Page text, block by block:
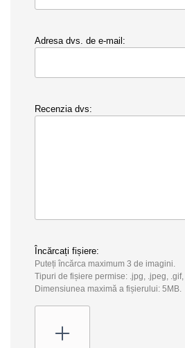
Adresa dvs. de e-mail:
Recenzia dvs:
Încărcați fișiere:
Puteți încărca maximum 3 de imagini.
Tipuri de fișiere permise: .jpg, .jpeg, .gif,
Dimensiunea maximă a fișierului: 5MB.